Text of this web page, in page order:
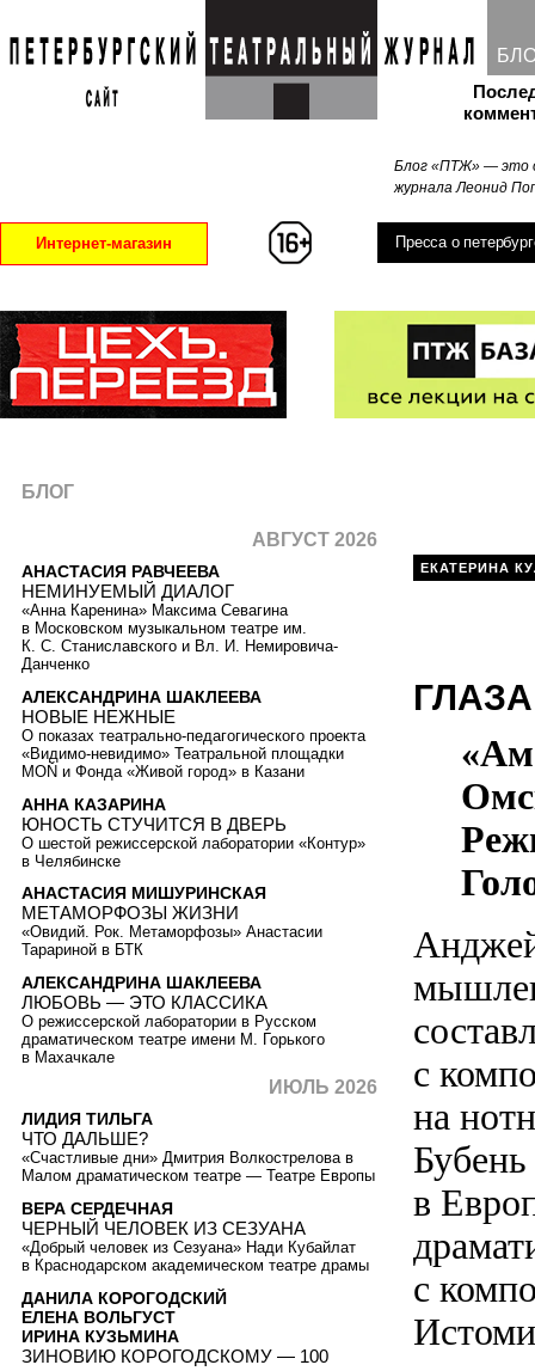
Блог «ПТЖ» — это
журнала Леонид
Интернет-магазин Пресса о
ЕКАТЕРИНА
с
на
в
с
БЛОГ
АВГУСТ 2026
АНАСТАСИЯ РАВЧЕЕВА
НЕМИНУЕМЫЙ ДИАЛОГ
«Анна Каренина» Максима Севагина
в Московском музыкальном театре им.
К. С. Станиславского и Вл. И. Немировича-
Данченко
АЛЕКСАНДРИНА ШАКЛЕЕВА
НОВЫЕ НЕЖНЫЕ
О показах театрально-педагогического проекта
«Видимо-невидимо» Театральной площадки
MOŇ и Фонда «Живой город» в Казани
АННА КАЗАРИНА
ЮНОСТЬ СТУЧИТСЯ В ДВЕРЬ
О шестой режиссерской лаборатории «Контур»
в Челябинске
АНАСТАСИЯ МИШУРИНСКАЯ
МЕТАМОРФОЗЫ ЖИЗНИ
«Овидий. Рок. Метаморфозы» Анастасии
Тарариной в БТК
АЛЕКСАНДРИНА ШАКЛЕЕВА
ЛЮБОВЬ — ЭТО КЛАССИКА
О режиссерской лаборатории в Русском
драматическом театре имени М. Горького
в Махачкале
ИЮЛЬ 2026
ЛИДИЯ ТИЛЬГА
ЧТО ДАЛЬШЕ?
«Счастливые дни» Дмитрия Волкострелова в
Малом драматическом театре — Театре Европы
ВЕРА СЕРДЕЧНАЯ
ЧЕРНЫЙ ЧЕЛОВЕК ИЗ СЕЗУАНА
«Добрый человек из Сезуана» Нади Кубайлат
в Краснодарском академическом театре драмы
ДАНИЛА КОРОГОДСКИЙ
ЕЛЕНА ВОЛЬГУСТ
ИРИНА КУЗЬМИНА
ЗИНОВИЮ КОРОГОДСКОМУ — 100